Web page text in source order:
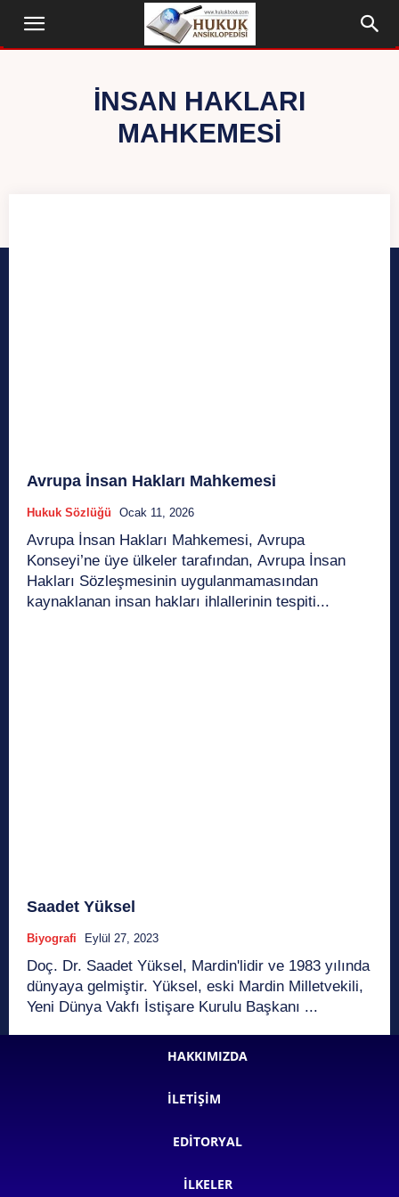
İNSAN HAKLARI
MAHKEMESI
Avrupa İnsan Hakları Mahkemesi
Hukuk Sözlüğü Ocak 11, 2026
Avrupa İnsan Hakları Mahkemesi, Avrupa
Konseyi’ne üye ülkeler tarafından, Avrupa İnsan
Hakları Sözleşmesinin uygulanmamasından
kaynaklanan insan hakları ihlallerinin tespiti...
Saadet Yüksel
Biyografi Eylül 27, 2023
Doç. Dr. Saadet Yüksel, Mardin'lidir ve 1983 yılında
dünyaya gelmiştir. Yüksel, eski Mardin Milletvekili,
Yeni Dünya Vakfı İstişare Kurulu Başkanı ...
HAKKIMIZDA
İLETIŞIM
EDITORYAL
İLKELER